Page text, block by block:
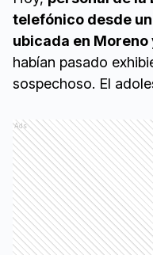
telefónico desde
ubicada en
habían pasado
sospechoso. El
Ads